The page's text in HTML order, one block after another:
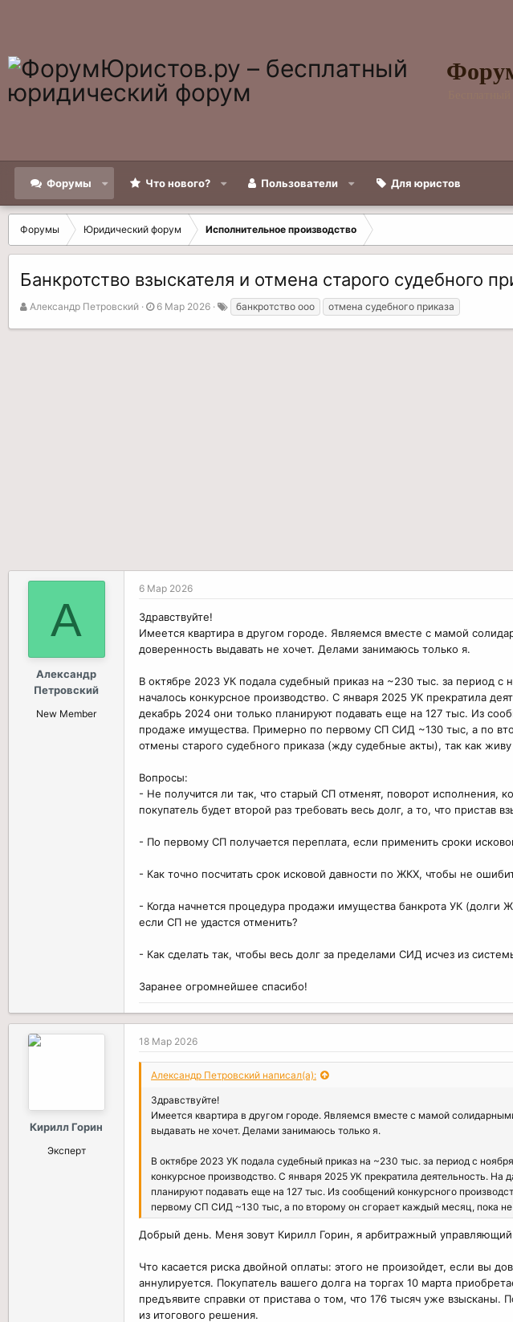
Форумы Что нового? Пользователи Для юристов
Форумы Юридический форум Исполнительное производство
Банкротство взыскателя и отмена старого судебного
А
Александр Петровский
Д
6 Мар 2026 банкротство ооо отмена судебного приказа
А
Александр
Петровский
New Member
6 Мар 2026
Здравствуйте!
Имеется квартира в другом городе. Являемся вместе с мамой
доверенность выдавать не хочет. Делами занимаюсь только я.
В октябре 2023 УК подала судебный приказ на ~230 тыс. за период с
началось конкурсное производство. С января 2025 УК прекратила
декабрь 2024 они только планируют подавать еще на 127 тыс. Из
продаже имущества. Примерно по первому СП СИД ~130 тыс, а по
отмены старого судебного приказа (жду судебные акты), так как
Вопросы:
- Не получится ли так, что старый СП отменят, поворот
покупатель будет второй раз требовать весь долг, а то, что пристав
- По первому СП получается переплата, если применить сроки
- Как точно посчитать срок исковой давности по ЖКХ, чтобы не
- Когда начнется процедура продажи имущества банкрота УК (долги
если СП не удастся отменить?
- Как сделать так, чтобы весь долг за пределами СИД исчез из
Заранее огромнейшее спасибо!
Кирилл Горин
Эксперт
18 Мар 2026
Александр Петровский написал(а):
Здравствуйте!
Имеется квартира в другом городе. Являемся вместе с мамой
выдавать не хочет. Делами занимаюсь только я.
В октябре 2023 УК подала судебный приказ на ~230 тыс. за период с
конкурсное производство. С января 2025 УК прекратила деятельность.
планируют подавать еще на 127 тыс. Из сообщений конкурсного
первому СП СИД ~130 тыс, а по второму он сгорает каждый месяц, пока
акты), так как живу в другом городе.
- Не получится ли так, что старый СП отменят, поворот исполнения,
второй раз требовать весь долг, а то, что пристав взыскал, это требуйте с
- По первому СП получается переплата, если применить сроки исковой
Добрый день. Меня зовут Кирилл Горин, я арбитражный
Что касается риска двойной оплаты: этого не произойдет, если вы
аннулируется. Покупатель вашего долга на торгах 10 марта
предъявите справки от пристава о том, что 176 тысяч уже
из итогового решения.